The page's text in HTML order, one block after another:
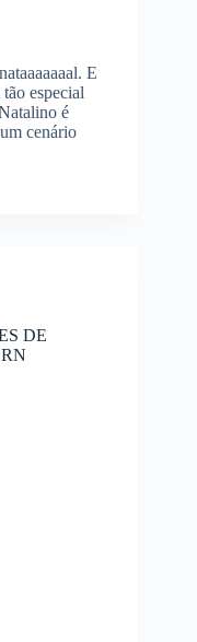
E
especial
é
cenário
DE